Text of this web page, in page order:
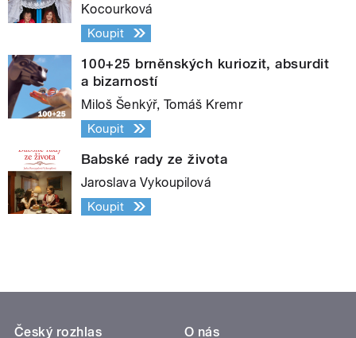
Kocourková
Koupit
100+25 brněnských kuriozit, absurdit
a bizarností
Miloš Šenkýř, Tomáš Kremr
Koupit
Babské rady ze života
Jaroslava Vykoupilová
Koupit
Český rozhlas
O nás